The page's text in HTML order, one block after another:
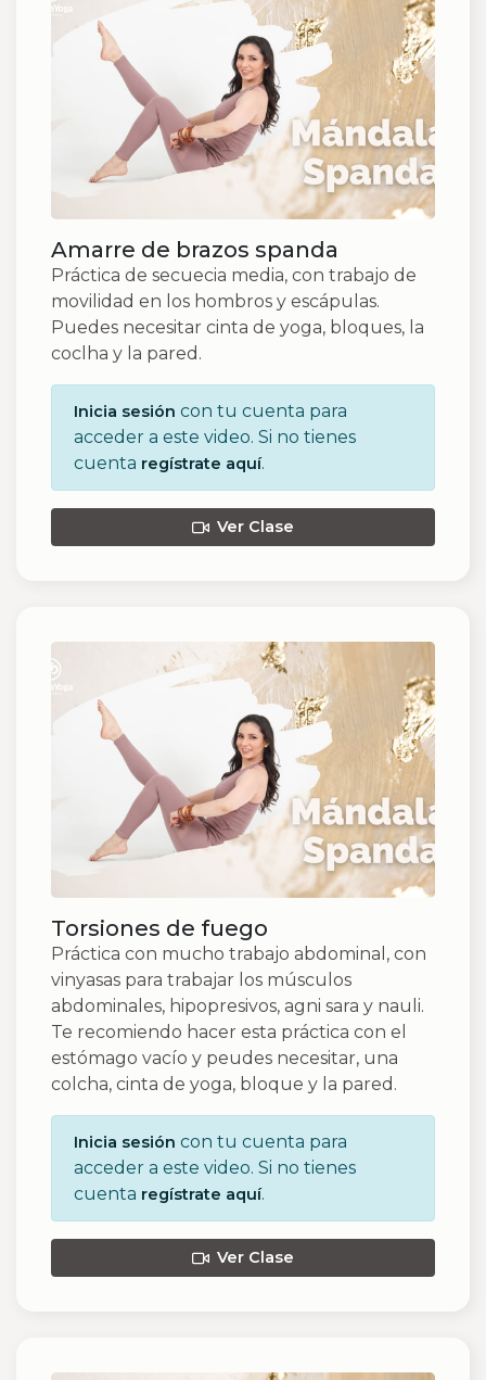
Amarre de brazos spanda
Práctica de secuecia media, con trabajo de
movilidad en los hombros y escápulas.
Puedes necesitar cinta de yoga, bloques, la
coclha y la pared.
Inicia sesión con tu cuenta para
acceder a este video. Si no tienes
cuenta regístrate aquí.
Ver Clase
Torsiones de fuego
Práctica con mucho trabajo abdominal, con
vinyasas para trabajar los músculos
abdominales, hipopresivos, agni sara y nauli.
Te recomiendo hacer esta práctica con el
estómago vacío y peudes necesitar, una
colcha, cinta de yoga, bloque y la pared.
Inicia sesión con tu cuenta para
acceder a este video. Si no tienes
cuenta regístrate aquí.
Ver Clase